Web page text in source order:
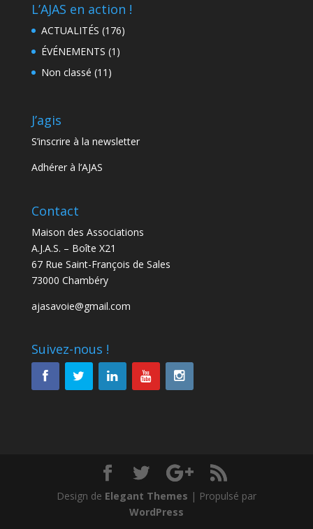
L’AJAS en action !
ACTUALITÉS (176)
ÉVÉNEMENTS (1)
Non classé (11)
J’agis
S’inscrire à la newsletter
Adhérer à l’AJAS
Contact
Maison des Associations
A.J.A.S. – Boîte X21
67 Rue Saint-François de Sales
73000 Chambéry
ajasavoie@gmail.com
Suivez-nous !
Design de Elegant Themes | Propulsé par
WordPress